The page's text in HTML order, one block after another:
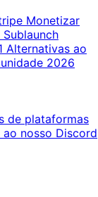
Monetizar
Sublaunch
Alternativas ao
2026
de plataformas
nosso Discord